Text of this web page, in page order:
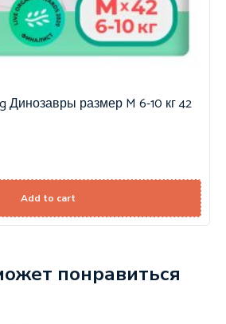
Динозавры размер M 6-10 кг 42
Add to cart
понравиться